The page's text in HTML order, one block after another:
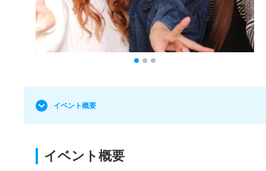
イベント概要
イベント概要